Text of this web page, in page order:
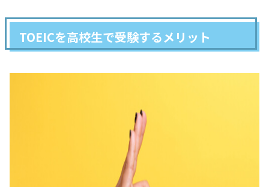
TOEICを高校生で受験するメリット